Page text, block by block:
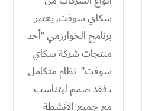
سكاي سوفت, يعتبر
برنامج الخوارزمي “أحد
منتجات شركة سكاي
سوفت” نظام متكامل
، فقد صمم ليتناسب
مع جميع الأنشطة